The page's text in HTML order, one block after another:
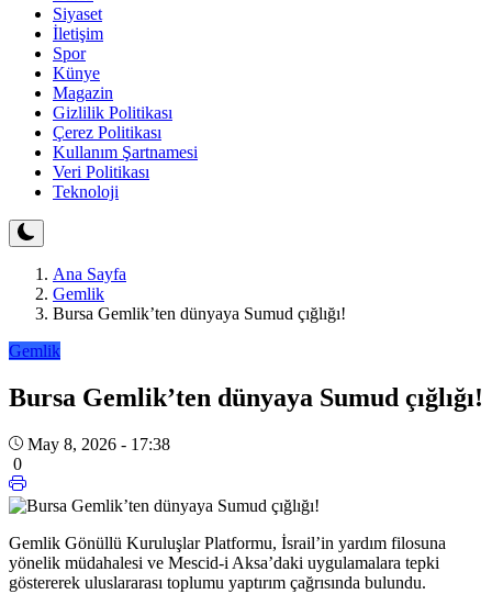
Siyaset
İletişim
Spor
Künye
Magazin
Gizlilik Politikası
Çerez Politikası
Kullanım Şartnamesi
Veri Politikası
Teknoloji
Ana Sayfa
Gemlik
Bursa Gemlik’ten dünyaya Sumud çığlığı!
Gemlik
Bursa Gemlik’ten dünyaya Sumud çığlığı!
May 8, 2026 - 17:38
0
Gemlik Gönüllü Kuruluşlar Platformu, İsrail’in yardım filosuna
yönelik müdahalesi ve Mescid-i Aksa’daki uygulamalara tepki
göstererek uluslararası toplumu yaptırım çağrısında bulundu.